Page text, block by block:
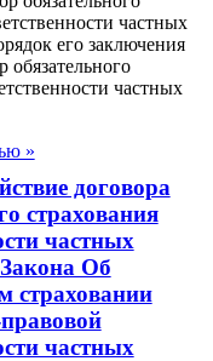
частных
его заключения
обязательного
частных
»
договора
страхования
частных
Об
страховании
частных